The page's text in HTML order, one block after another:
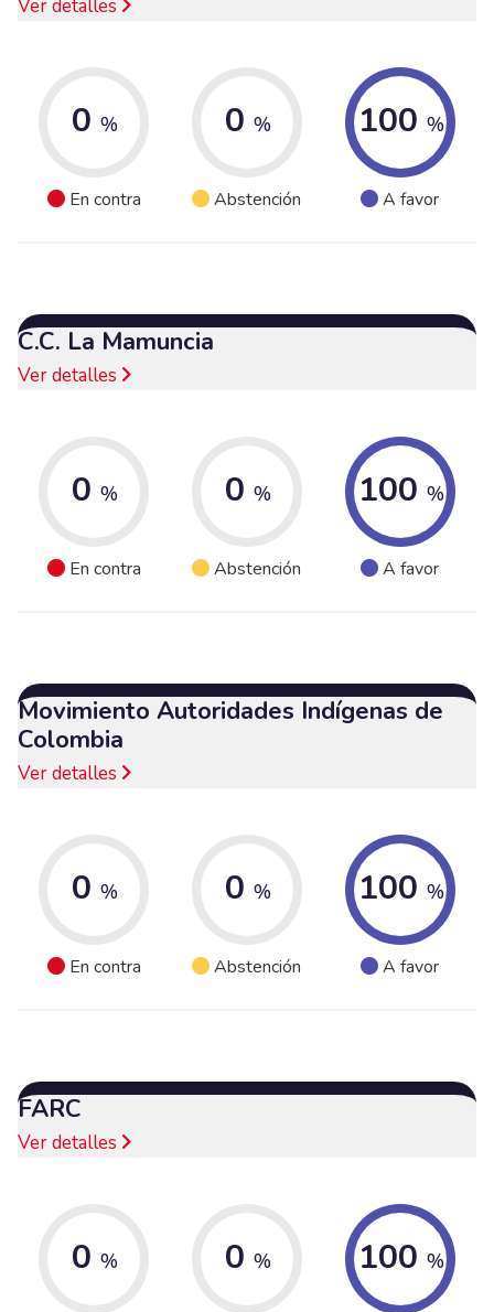
Ver detalles
0 %
En contra
0 %
Abstención
100 %
A favor
C.C. La Mamuncia
Ver detalles
0 %
En contra
0 %
Abstención
100 %
A favor
Movimiento Autoridades Indígenas de
Colombia
Ver detalles
0 %
En contra
0 %
Abstención
100 %
A favor
FARC
Ver detalles
0 % 0 % 100 %